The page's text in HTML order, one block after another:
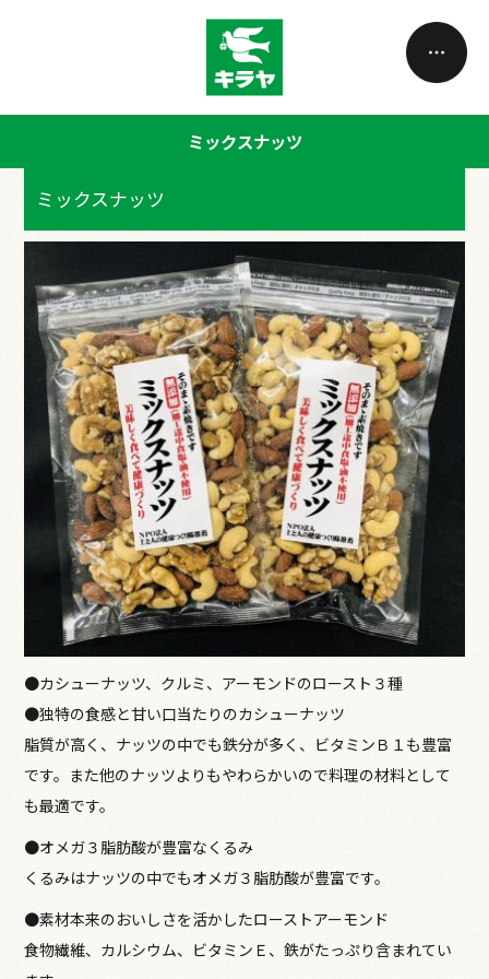
ミックスナッツ
ミックスナッツ
●カシューナッツ、クルミ、アーモンドのロースト３種
●独特の食感と甘い口当たりのカシューナッツ
脂質が高く、ナッツの中でも鉄分が多く、ビタミンＢ１も豊富
です。また他のナッツよりもやわらかいので料理の材料として
も最適です。
●オメガ３脂肪酸が豊富なくるみ
くるみはナッツの中でもオメガ３脂肪酸が豊富です。
●素材本来のおいしさを活かしたローストアーモンド
食物繊維、カルシウム、ビタミンＥ、鉄がたっぷり含まれてい